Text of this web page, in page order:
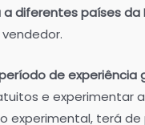
diferentes países da
de experiência
e experimentar
experimental, terá de